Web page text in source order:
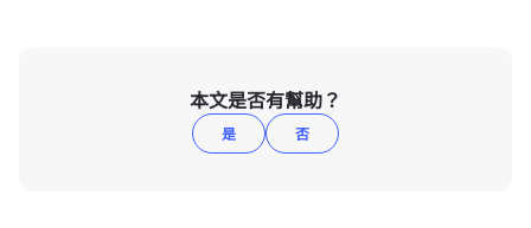
本文是否有幫助？
是 否